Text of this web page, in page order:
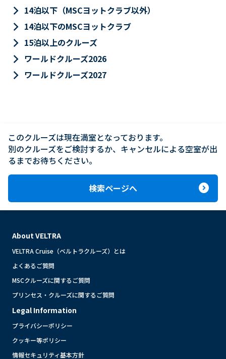
keyboard_arrow_right 14泊以下（MSCヨットクラブ以外）
keyboard_arrow_right 14泊以下のMSCヨットクラブ
keyboard_arrow_right 15泊以上のクルーズ
keyboard_arrow_right ワールドクルーズ2026
keyboard_arrow_right ワールドクルーズ2027
このクルーズは現在満室となっております。
別のクルーズをご検討するか、キャンセルによる空室が出
るまでお待ちください。
検索ページへ expand_circle_right
About VELTRA
VELTRA Cruise（ベルトラクルーズ）とは
よくあるご質問
MSCクルーズに関するご質問
プリンセス・クルーズに関するご質問
Legal Information
プライバシーポリシー
クッキー等ポリシー
情報セキュリティ基本方針